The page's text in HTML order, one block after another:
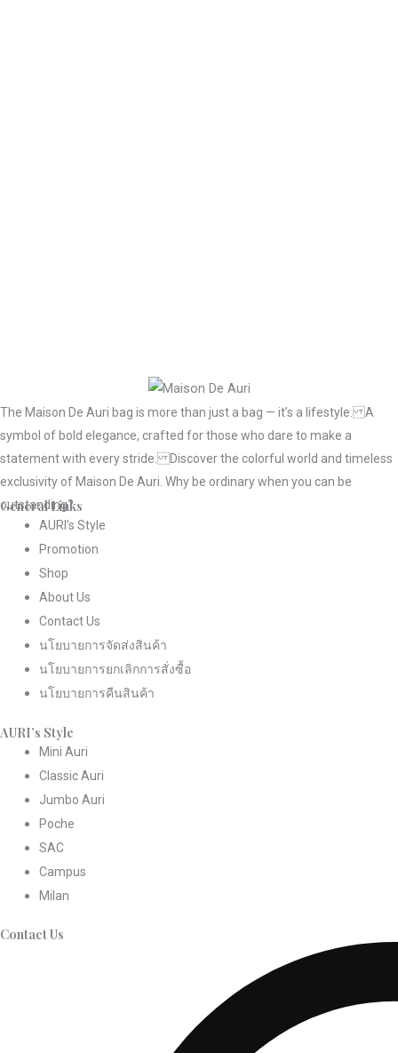
The Maison De Auri bag is more than just a bag — it’s a lifestyle. A
symbol of bold elegance, crafted for those who dare to make a
statement with every stride. Discover the colorful world and timeless
exclusivity of Maison De Auri. Why be ordinary when you can be
outstanding?
General Links
AURI’s Style
Promotion
Shop
About Us
Contact Us
นโยบายการจัดส่งสินค้า
นโยบายการยกเลิกการสั่งซื้อ
นโยบายการคืนสินค้า
AURI’s Style
Mini Auri
Classic Auri
Jumbo Auri
Poche
SAC
Campus
Milan
Contact Us